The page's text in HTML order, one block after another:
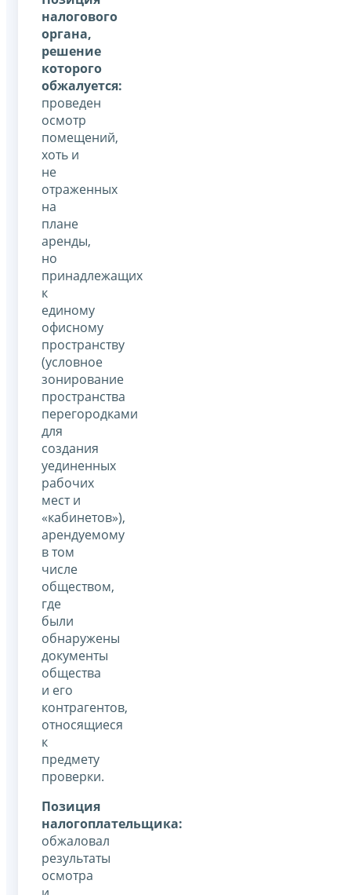
налогового
органа,
решение
которого
обжалуется:
проведен
осмотр
помещений,
хоть и
не
отраженных
на
плане
аренды,
но
принадлежащих
к
единому
офисному
пространству
(условное
зонирование
пространства
перегородками
для
создания
уединенных
рабочих
мест и
«кабинетов»),
арендуемому
в том
числе
обществом,
где
были
обнаружены
документы
общества
и его
контрагентов,
относящиеся
к
предмету
проверки.
Позиция
налогоплательщика:
обжаловал
результаты
осмотра